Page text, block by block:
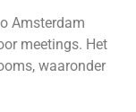
Amsterdam
meetings. Het
waaronder